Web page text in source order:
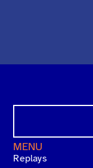
MENU
Replays